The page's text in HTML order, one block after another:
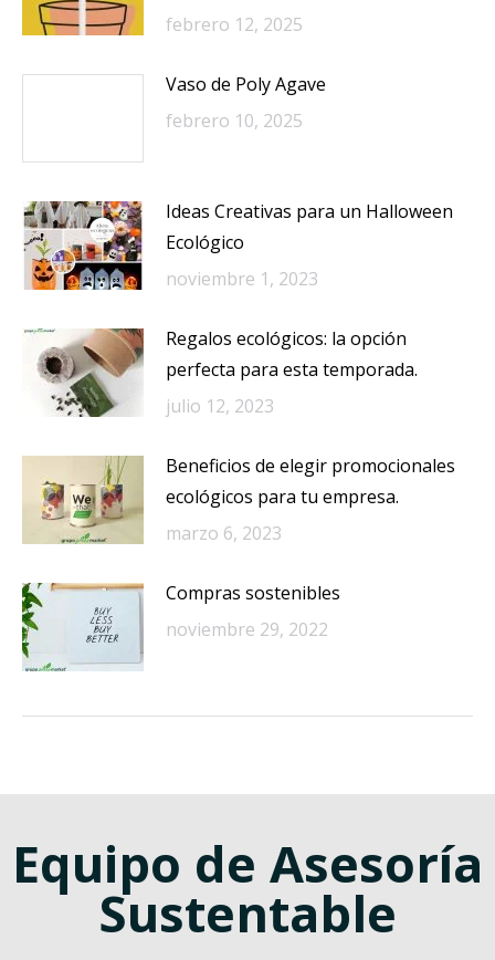
febrero 12, 2025
Vaso de Poly Agave
febrero 10, 2025
Ideas Creativas para un Halloween
Ecológico
noviembre 1, 2023
Regalos ecológicos: la opción
perfecta para esta temporada.
julio 12, 2023
Beneficios de elegir promocionales
ecológicos para tu empresa.
marzo 6, 2023
Compras sostenibles
noviembre 29, 2022
Equipo de Asesoría
Sustentable